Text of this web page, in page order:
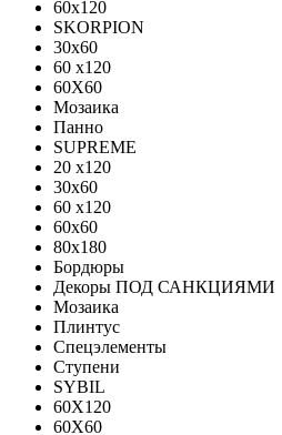
60х120
SKORPION
30х60
60 x120
60X60
Мозаика
Панно
SUPREME
20 x120
30x60
60 x120
60x60
80x180
Бордюры
Декоры ПОД САНКЦИЯМИ
Мозаика
Плинтус
Спецэлементы
Ступени
SYBIL
60X120
60X60